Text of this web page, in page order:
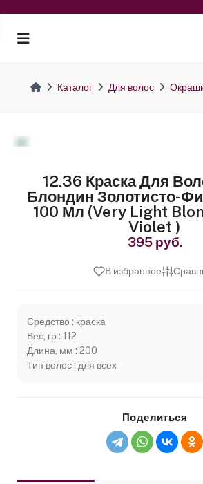
Каталог Для волос
12.36 Краска Для
Блондин Золотисто-
100 Мл (Very Light
Violet )
395 руб.
В избранное
Средство : краска
Вес, гр : 112
Длина, мм : 200
Тип волос : для всех
Поделиться